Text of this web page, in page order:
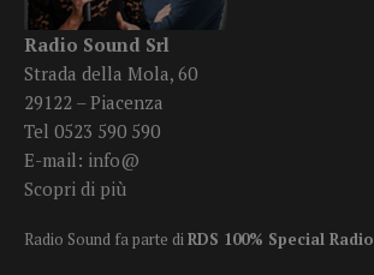
Radio Sound Srl
Strada della Mola, 60
29122 – Piacenza
Tel 0523 590 590
E-mail: info@
Scopri di più
Radio Sound fa parte diRDS 100% Special Radio